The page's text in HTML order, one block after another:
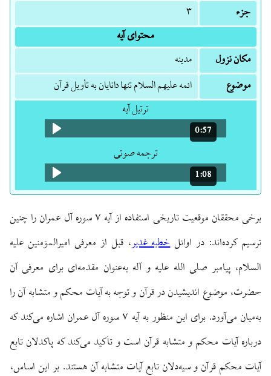
جزء
۳
محتوای آیه
مکان نزول
مدینه
موضوع
ائمه علیهم السلام تنها دانایان به تأویل قرآن
ترتیل آیه
مدت: 57 ثانیه
0:57
ترجمه صوتی
مدت: 1 دقیقه و 8 ثانیه
1:08
برخی محققان موقعیت تاریخی استفاده از آیه ۷ سوره آل عمران را چنین
ترسیم کرده‌اند: در اوائلخطبه غدیر، قبل از معرفی امیرالمؤمنین علیه
السلام، پیامبر صلی الله علیه و آله به‌عنوان مقدمه‌ای برای معرفی آن
حضرت، موضوع اندیشیدن در قرآن و توجه به آیات محکم و متشابه آن را
به‌میان می‌آورد. برای این منظور به آیه ۷ سوره آل عمران اشاره می‌کند که
درباره آیات محکم و متشابه قرآن است و تأکید می‌کند که پاکدلان تابع
آیات محکم قرآن و سیه‌دلان تابع آیات متشابه آن هستند. بر این اساس،